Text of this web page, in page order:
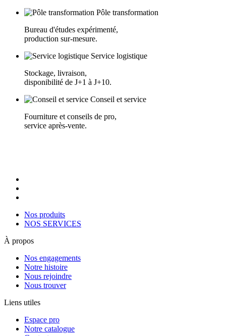
Pôle transformation
Bureau d'études expérimenté,
production sur-mesure.
Service logistique
Stockage, livraison,
disponibilité de J+1 à J+10.
Conseil et service
Fourniture et conseils de pro,
service après-vente.
Nos produits
NOS SERVICES
À propos
Nos engagements
Notre histoire
Nous rejoindre
Nous trouver
Liens utiles
Espace pro
Notre catalogue